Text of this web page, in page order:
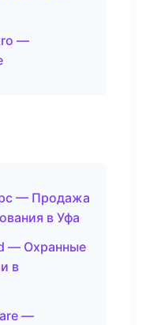
—
— Продажа
в Уфа
— Охранные
в
—